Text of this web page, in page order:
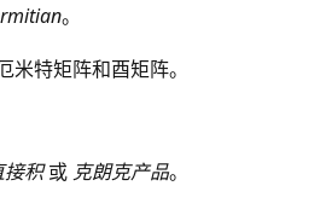
。
特矩阵和酉矩阵。
接积或 克朗克产品。